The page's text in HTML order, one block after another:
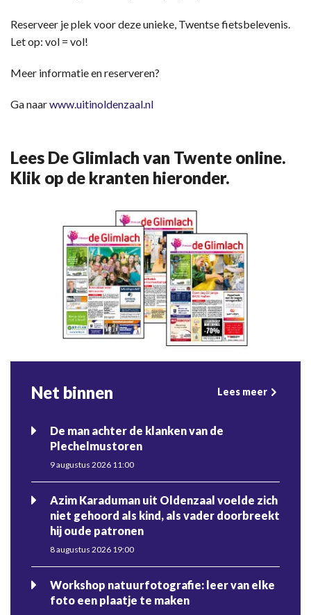
Reserveer je plek voor deze unieke, Twentse fietsbelevenis.
Let op: vol = vol!
Meer informatie en reserveren?
Ga naarwww.uitinoldenzaal.nl
Lees De Glimlach van Twente online.
Klik op de kranten hieronder.
Net binnen Lees meer
De man achter de klanken van de
Plechelmustoren
9 augustus 2026 11:00
Azim Karaduman uit Oldenzaal voelde zich
niet gehoord als kind, als vader doorbreekt
hij oude patronen
8 augustus 2026 19:00
Workshop natuurfotografie: leer van elke
foto een plaatje te maken